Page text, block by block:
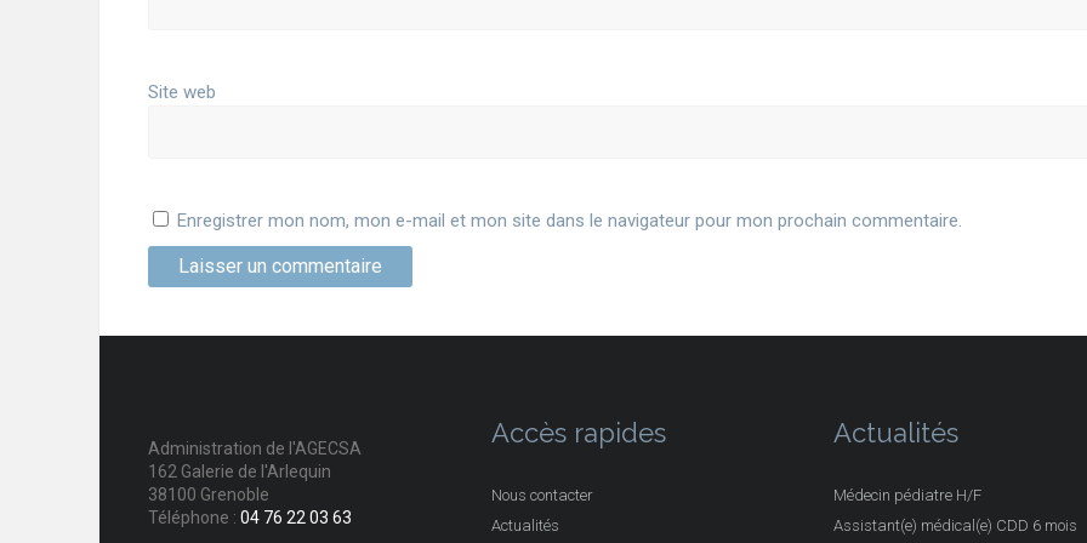
Site web
Enregistrer mon nom, mon e-mail et mon site dans le navigateur pour mon prochain commentaire.
Administration de l'AGECSA
162 Galerie de l'Arlequin
38100 Grenoble
Téléphone : 04 76 22 03 63
Accès rapides
Nous contacter
Actualités
Actualités
Médecin pédiatre H/F
Assistant(e) médical(e) CDD 6 mois